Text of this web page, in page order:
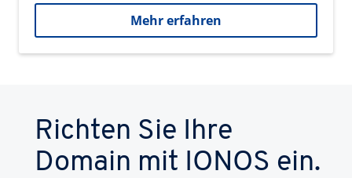
Mehr erfahren
Richten Sie Ihre
Domain mit IONOS ein.